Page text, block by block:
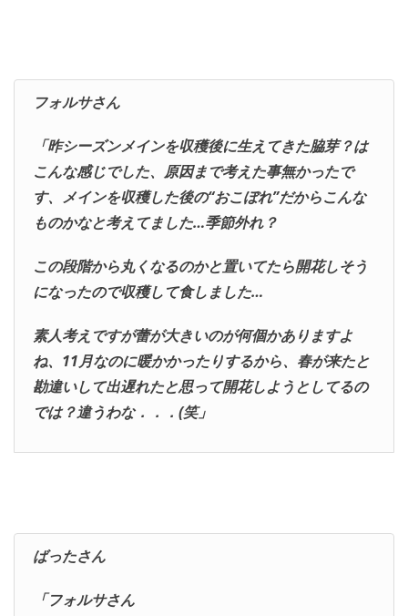
フォルサさん
「昨シーズンメインを収穫後に生えてきた脇芽？は
こんな感じでした、原因まで考えた事無かったで
す、メインを収穫した後の“おこぼれ”だからこんな
ものかなと考えてました…季節外れ？
この段階から丸くなるのかと置いてたら開花しそう
になったので収穫して食しました…
素人考えですが蕾が大きいのが何個かありますよ
ね、11月なのに暖かかったりするから、春が来たと
勘違いして出遅れたと思って開花しようとしてるの
では？違うわな．．．(笑」
ばったさん
「フォルサさん